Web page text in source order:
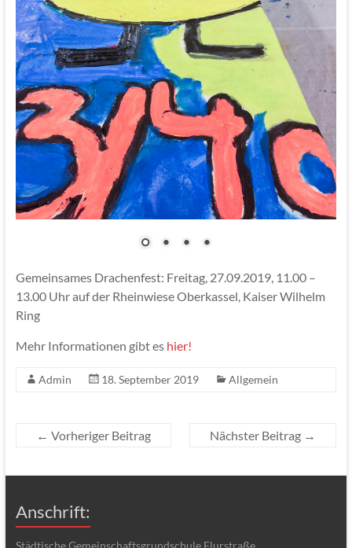
Gemeinsames Drachenfest: Freitag, 27.09.2019, 11.00 –
13.00 Uhr auf der Rheinwiese Oberkassel, Kaiser Wilhelm
Ring
Mehr Informationen gibt es hier!
Admin 18. September 2019 Allgemein
← Vorheriger Beitrag Nächster Beitrag →
Anschrift:
Städtische Gemeinschaftsgrundschule Flurstraße